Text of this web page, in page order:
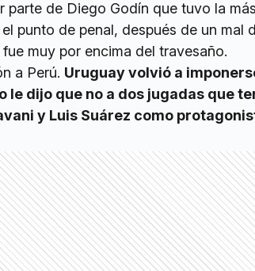
parte de Diego Godín que tuvo la
punto de penal, después de un mal
muy por encima del travesaño.
a Perú. Uruguay volvió a
le dijo que no a dos jugadas que
y Luis Suárez como